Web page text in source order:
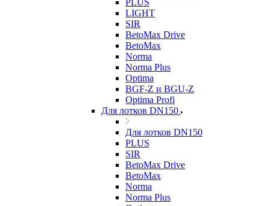
PLUS
LIGHT
SIR
BetoMax Drive
BetoMax
Norma
Norma Plus
Optima
BGF-Z и BGU-Z
Optima Profi
Для лотков DN150
Для лотков DN150
PLUS
SIR
BetoMax Drive
BetoMax
Norma
Norma Plus